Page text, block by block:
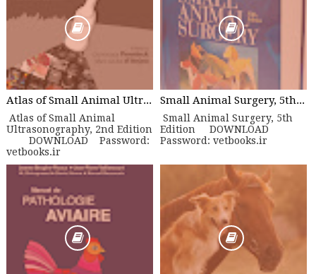
Atlas of Small Animal Ultrasonography, 2nd Edition
Atlas of Small Animal
Ultrasonography, 2nd Edition
DOWNLOAD Password:
vetbooks.ir
Small Animal Surgery, 5th Edition
Small Animal Surgery, 5th
Edition DOWNLOAD
Password: vetbooks.ir